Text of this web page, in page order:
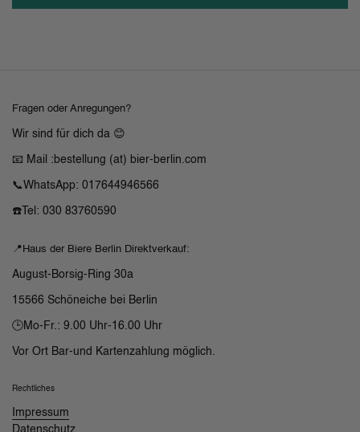
Fragen oder Anregungen?
Wir sind für dich da 😊
📧 Mail :bestellung (at) bier-berlin.com
📞WhatsApp: 017644946566
☎️Tel: 030 83760590
📍Haus der Biere Berlin Direktverkauf:
August-Borsig-Ring 30a
15566 Schöneiche bei Berlin
🕒Mo-Fr.: 9.00 Uhr-16.00 Uhr
Vor Ort Bar-und Kartenzahlung möglich.
Rechtliches
Impressum
Datenschutz